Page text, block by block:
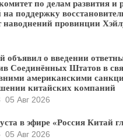
по делам развития и
поддержку
наводнений провинции
объявил о введении
Соединённых Штатов в
американскими
китайских компаний
05 Авг 2026
в эфире «Россия Китай
05 Авг 2026